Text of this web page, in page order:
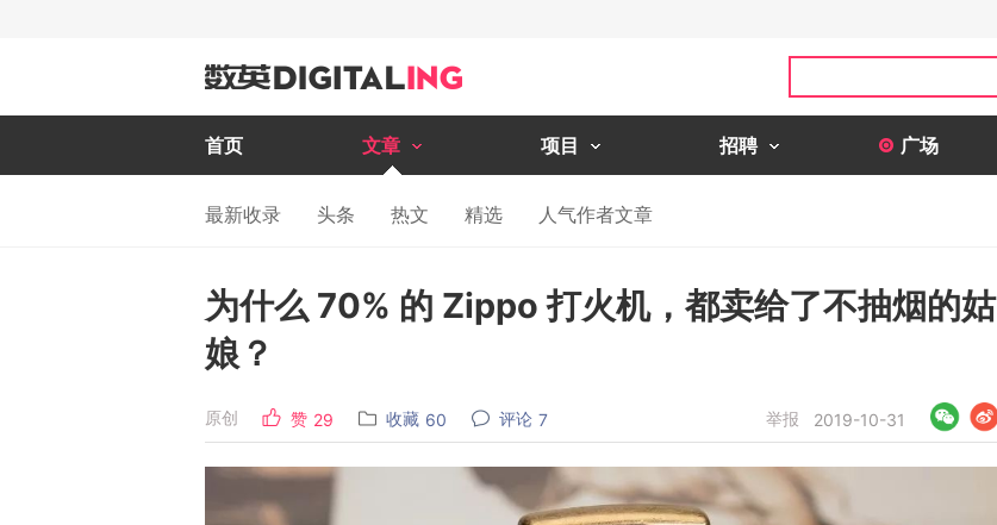
首页 文章 项目 招聘 广场
最新收录 头条 热文 精选 人气作者文章
为什么 70% 的 Zippo 打火机，都卖给了不抽烟的姑
娘？
原创 赞 29 收藏 60 评论 7 举报 2019-10-31